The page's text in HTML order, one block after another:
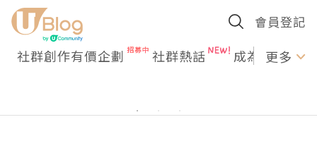
會員登記
社群創作有價企劃 社群熱話 成為U更多